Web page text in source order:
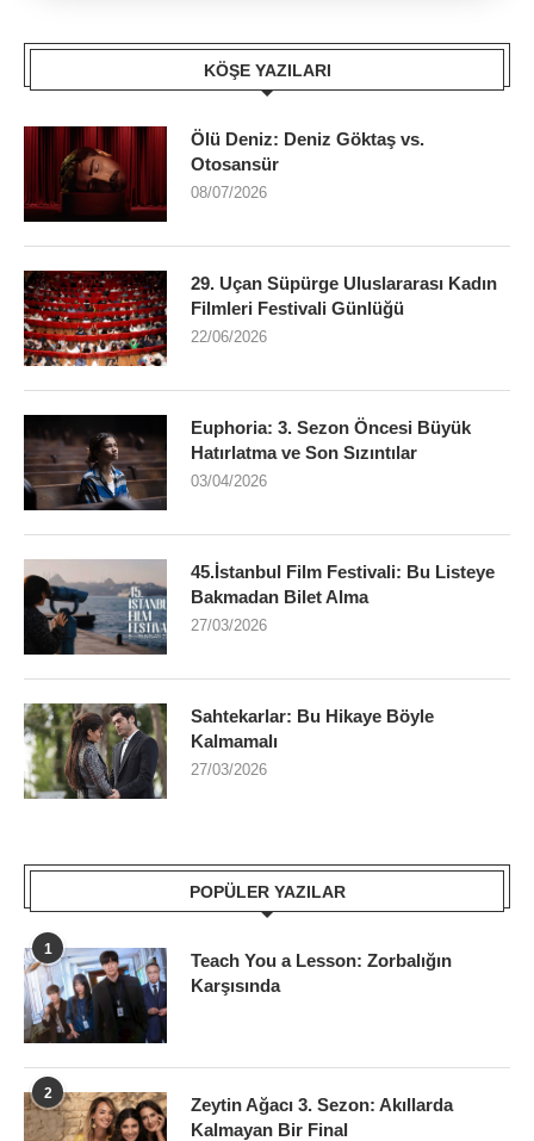
KÖŞE YAZILARI
Ölü Deniz: Deniz Göktaş vs.
Otosansür
08/07/2026
29. Uçan Süpürge Uluslararası Kadın
Filmleri Festivali Günlüğü
22/06/2026
Euphoria: 3. Sezon Öncesi Büyük
Hatırlatma ve Son Sızıntılar
03/04/2026
45.İstanbul Film Festivali: Bu Listeye
Bakmadan Bilet Alma
27/03/2026
Sahtekarlar: Bu Hikaye Böyle
Kalmamalı
27/03/2026
POPÜLER YAZILAR
1
Teach You a Lesson: Zorbalığın
Karşısında
2
Zeytin Ağacı 3. Sezon: Akıllarda
Kalmayan Bir Final